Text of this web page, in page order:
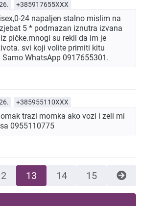
+385917655XXX
24 napaljen stalno mislim na
5 * podmazan iznutra izvana
pičke.mnogi su rekli da im je
svi koji volite primiti kitu
WhatsApp 0917655301.
+385955110XXX
trazi momka ako vozi i zeli mi
0955110775
13 14 15